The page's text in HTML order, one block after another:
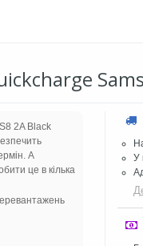
2A Black
А
це в кілька
У